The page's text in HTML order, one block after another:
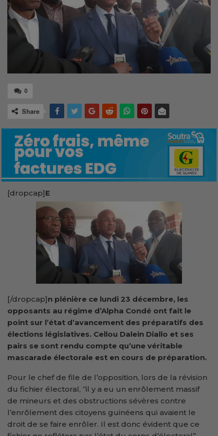
0
Share
[dropcap]E
[/dropcap]n plénière ce lundi 23 décembre, les
opposants au régime d’Alpha Condé ont fait le
point sur l’état d’avancement des préparatifs des
élections législatives. Cellou Dalein Diallo et ses
pairs se sont rendu compte qu’une véritable
mascarade électorale est en cours de préparation.
Pour le chef de file de l’opposition, lors de la révision
du fichier électoral, ‘’il y a eu un enrôlement massif
de mineurs et des obstructions sévères contre
l’enrôlement des citoyens guinéens qui avaient le
droit de se faire enrôler. Il est donc évident que ce